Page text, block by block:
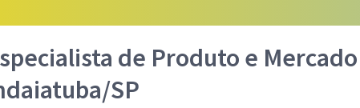
de Produto e
SP